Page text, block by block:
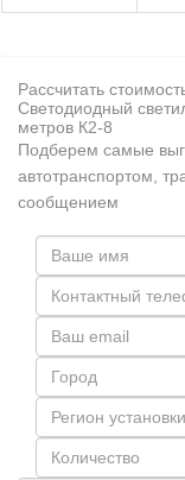
Рассчитать
Светодиодный
метров К2-8
Подберем самые
автотранспортом,
сообщением